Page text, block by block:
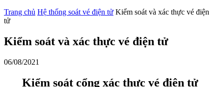
Trang chủ Hệ thống soát vé điện tử Kiểm soát và xác thực vé điện
tử
Kiểm soát và xác thực vé điện tử
06/08/2021
Kiểm soát cổng xác thực vé điện tử